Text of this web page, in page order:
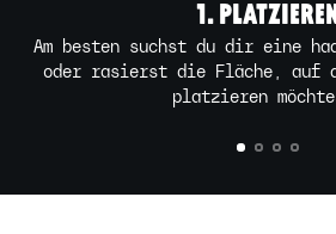
1.
Am besten suchst du dir eine
oder rasierst die Fläche, auf
platzieren